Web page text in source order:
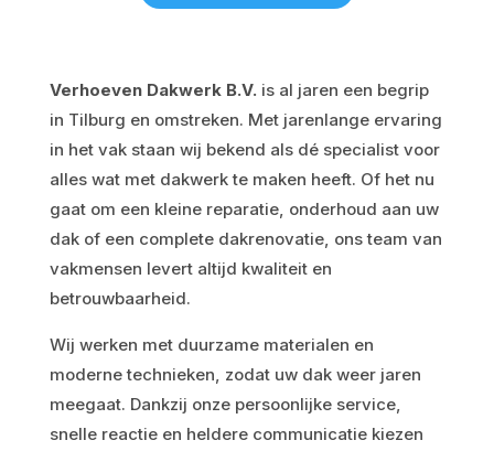
Verhoeven Dakwerk B.V. is al jaren een begrip
in Tilburg en omstreken. Met jarenlange ervaring
in het vak staan wij bekend als dé specialist voor
alles wat met dakwerk te maken heeft. Of het nu
gaat om een kleine reparatie, onderhoud aan uw
dak of een complete dakrenovatie, ons team van
vakmensen levert altijd kwaliteit en
betrouwbaarheid.
Wij werken met duurzame materialen en
moderne technieken, zodat uw dak weer jaren
meegaat. Dankzij onze persoonlijke service,
snelle reactie en heldere communicatie kiezen